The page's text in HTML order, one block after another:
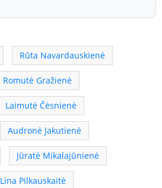
Rūta Navardauskienė
Romutė Gražienė
Laimutė Čėsnienė
Audronė Jakutienė
Jūratė Mikalajūnienė
Lina Pilkauskaitė